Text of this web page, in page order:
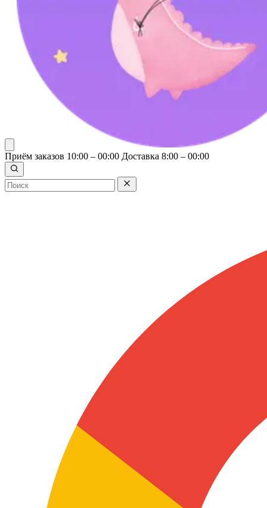
Приём заказов 10:00 – 00:00 Доставка 8:00 – 00:00